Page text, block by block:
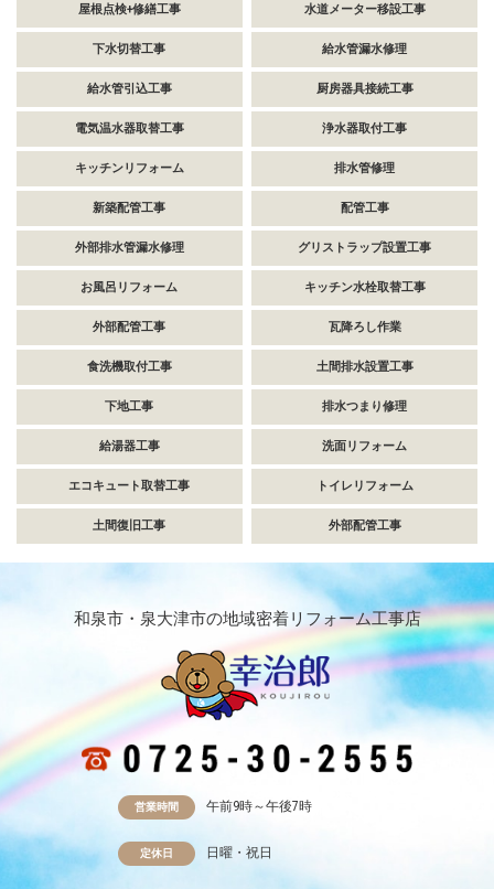
屋根点検+修繕工事 水道メーター移設工事
下水切替工事 給水管漏水修理
給水管引込工事 厨房器具接続工事
電気温水器取替工事 浄水器取付工事
キッチンリフォーム 排水管修理
新築配管工事 配管工事
外部排水管漏水修理 グリストラップ設置工事
お風呂リフォーム キッチン水栓取替工事
外部配管工事 瓦降ろし作業
食洗機取付工事 土間排水設置工事
下地工事 排水つまり修理
給湯器工事 洗面リフォーム
エコキュート取替工事 トイレリフォーム
土間復旧工事 外部配管工事
和泉市・泉大津市の地域密着リフォーム工事店
営業時間 午前9時～午後7時
定休日 日曜・祝日